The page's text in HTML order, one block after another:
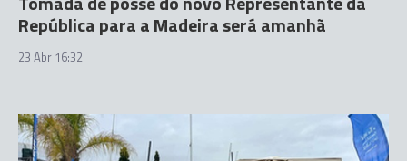
República para a Madeira será amanhã
23 Abr 16:32